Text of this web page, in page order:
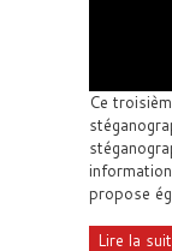
Ce
propose
Lire la